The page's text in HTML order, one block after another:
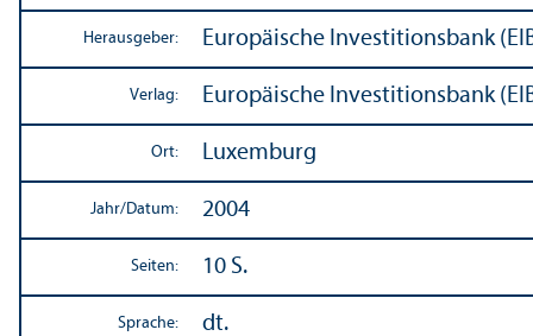
Herausgeber: Europäische Investitions­bank
Verlag: Europäische Investitions­bank
Ort: Luxemburg
Jahr/Datum: 2004
Seiten: 10 S.
Sprache: dt.